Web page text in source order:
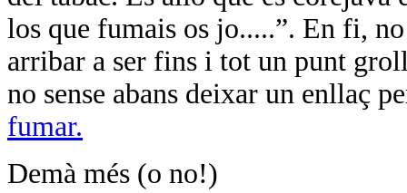
los que fumais os jo.....”. En fi,
arribar a ser fins i tot un punt
no sense abans deixar un enllaç
fumar.
Demà més (o no!)